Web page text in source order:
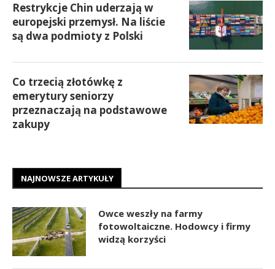
Restrykcje Chin uderzają w
europejski przemysł. Na liście
są dwa podmioty z Polski
Co trzecią złotówkę z
emerytury seniorzy
przeznaczają na podstawowe
zakupy
NAJNOWSZE ARTYKUŁY
Owce weszły na farmy
fotowoltaiczne. Hodowcy i firmy
widzą korzyści